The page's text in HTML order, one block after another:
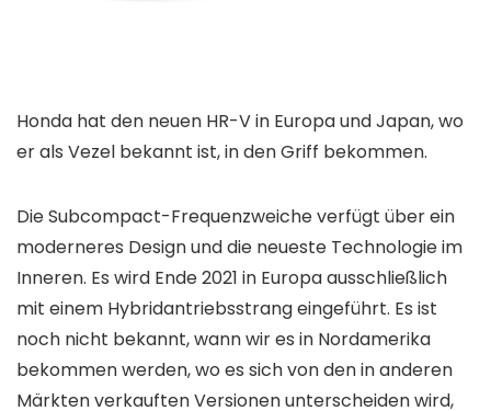
Honda hat den neuen HR-V in Europa und Japan, wo
er als Vezel bekannt ist, in den Griff bekommen.
Die Subcompact-Frequenzweiche verfügt über ein
moderneres Design und die neueste Technologie im
Inneren. Es wird Ende 2021 in Europa ausschließlich
mit einem Hybridantriebsstrang eingeführt. Es ist
noch nicht bekannt, wann wir es in Nordamerika
bekommen werden, wo es sich von den in anderen
Märkten verkauften Versionen unterscheiden wird,